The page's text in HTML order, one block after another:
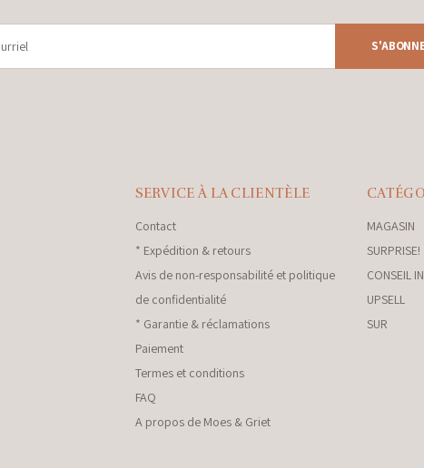
SERVICE À LA CLIENTÈLE
Contact
* Expédition & retours
Avis de non-responsabilité et politique
de confidentialité
* Garantie & réclamations
Paiement
Termes et conditions
FAQ
A propos de Moes & Griet
MAGASIN
SURPRISE!
CONSEIL
UPSELL
SUR